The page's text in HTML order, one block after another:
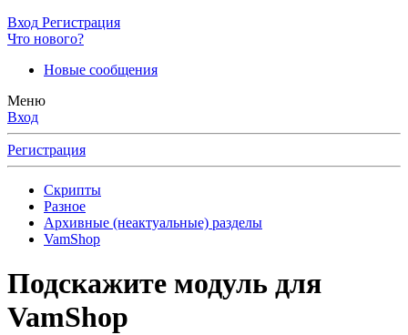
Вход Регистрация
Что нового?
Новые сообщения
Меню
Вход
Регистрация
Скрипты
Разное
Архивные (неактуальные) разделы
VamShop
Подскажите модуль для
VamShop